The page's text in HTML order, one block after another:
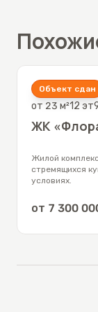
современная
квартиры
При
основу и
местности. В
магнитный
дома. Рядом
продуктовый
Объект сдан
Сочи,Кудепста,
от 23 м²12 эт
ЖК
Жилой
стремящихся
условиях.
от 7 300